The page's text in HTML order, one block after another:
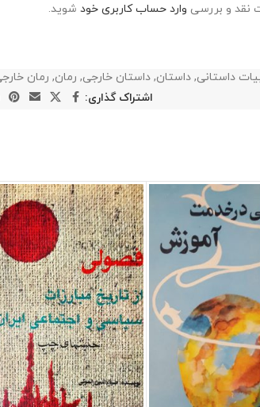
نقد و بررسی وارد حساب کاربری خود شوید.
داستانی, داستان, داستان خارجی, رمان, رمان
اشتراک گذاری: